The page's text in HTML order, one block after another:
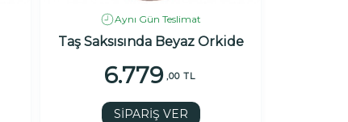
Aynı Gün Teslimat
Taş Saksısında Beyaz Orkide
6.779 ,00 TL
SİPARİŞ VER